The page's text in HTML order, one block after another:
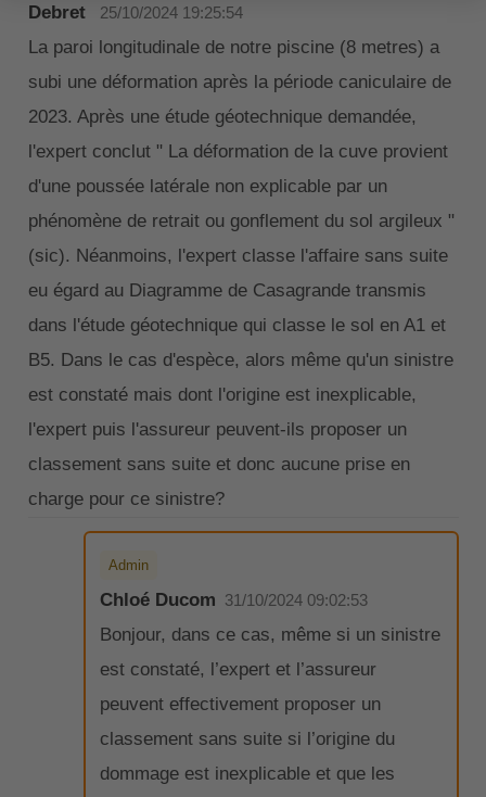
Debret 25/10/2024 19:25:54
La paroi longitudinale de notre piscine (8 metres) a
subi une déformation après la période caniculaire de
2023. Après une étude géotechnique demandée,
l'expert conclut " La déformation de la cuve provient
d'une poussée latérale non explicable par un
phénomène de retrait ou gonflement du sol argileux "
(sic). Néanmoins, l'expert classe l'affaire sans suite
eu égard au Diagramme de Casagrande transmis
dans l'étude géotechnique qui classe le sol en A1 et
B5. Dans le cas d'espèce, alors même qu'un sinistre
est constaté mais dont l'origine est inexplicable,
l'expert puis l'assureur peuvent-ils proposer un
classement sans suite et donc aucune prise en
charge pour ce sinistre?
Admin
Chloé Ducom 31/10/2024 09:02:53
Bonjour, dans ce cas, même si un sinistre
est constaté, l’expert et l’assureur
peuvent effectivement proposer un
classement sans suite si l’origine du
dommage est inexplicable et que les